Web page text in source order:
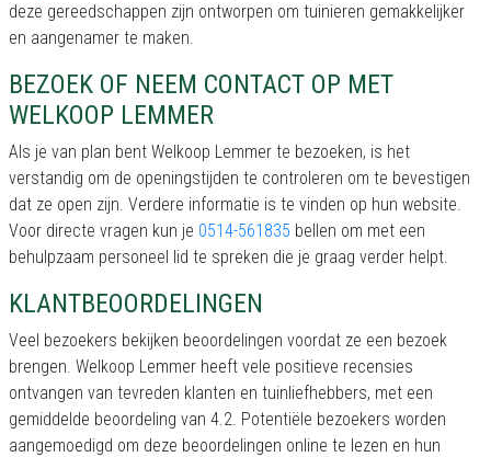
deze gereedschappen zijn ontworpen om tuinieren gemakkelijker
en aangenamer te maken.
BEZOEK OF NEEM CONTACT OP MET
WELKOOP LEMMER
Als je van plan bent Welkoop Lemmer te bezoeken, is het
verstandig om de openingstijden te controleren om te bevestigen
dat ze open zijn. Verdere informatie is te vinden op hun website.
Voor directe vragen kun je 0514-561835 bellen om met een
behulpzaam personeel lid te spreken die je graag verder helpt.
KLANTBEOORDELINGEN
Veel bezoekers bekijken beoordelingen voordat ze een bezoek
brengen. Welkoop Lemmer heeft vele positieve recensies
ontvangen van tevreden klanten en tuinliefhebbers, met een
gemiddelde beoordeling van 4.2. Potentiële bezoekers worden
aangemoedigd om deze beoordelingen online te lezen en hun